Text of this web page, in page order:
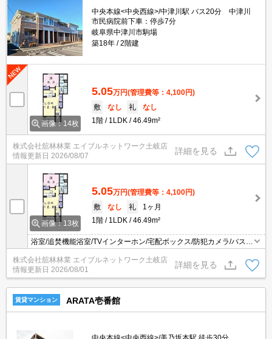
中央本線<中央西線>/中津川駅 バス20分 中津川
市民病院前下車：停歩7分
岐阜県中津川市駒場
築18年
2階建
画像：14枚
5.05万円(管理費等：4,100円)
敷
なし 礼
なし
1階
1LDK 46.49m²
株式会社舘林林業 エイブルネットワーク土岐店
情報更新日 2026/08/07
詳細を見る
画像：13枚
5.05万円(管理費等：4,100円)
敷
なし 礼
1ヶ月
1階
1LDK 46.49m²
浴室/追焚機能浴室/TVインターホン/宅配ボックス/防犯カメラ/バスト
イレ別/エアコン/対面式キッチン/プロパンガス/床下収納/シューズボ
ックス/BS/フローリング/洗濯機置場（室内）/洗面所独立/給湯/シャ
ワー/バルコニー/角住戸/セキュリティキー/24時間管理
株式会社舘林林業 エイブルネットワーク土岐店
情報更新日 2026/08/01
詳細を見る
賃貸マンション ARATA壱番館